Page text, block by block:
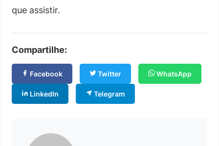
que assistir.
Compartilhe:
Facebook Twitter WhatsApp
LinkedIn Telegram